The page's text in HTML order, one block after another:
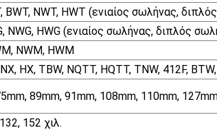
BWT, NWT, HWT (ενιαίος σωλήνας,
NWG, HWG (ενιαίος σωλήνας, διπλός
NWM, HWM
HX, TBW, NQTT, HQTT, TNW, 412F,
89mm, 91mm, 108mm, 110mm,
152 χιλ.